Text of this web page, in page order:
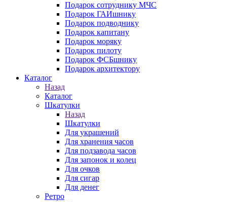
Подарок сотруднику МЧС
Подарок ГАИшнику
Подарок подводнику
Подарок капитану
Подарок моряку
Подарок пилоту
Подарок ФСБшнику
Подарок архитектору
Каталог
Назад
Каталог
Шкатулки
Назад
Шкатулки
Для украшений
Для хранения часов
Для подзавода часов
Для запонок и колец
Для очков
Для сигар
Для денег
Ретро